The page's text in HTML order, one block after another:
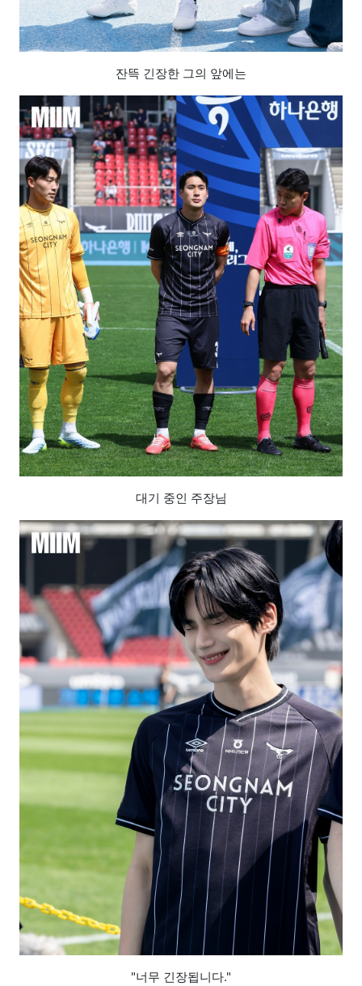
잔뜩 긴장한 그의 앞에는
대기 중인 주장님
"너무 긴장됩니다."